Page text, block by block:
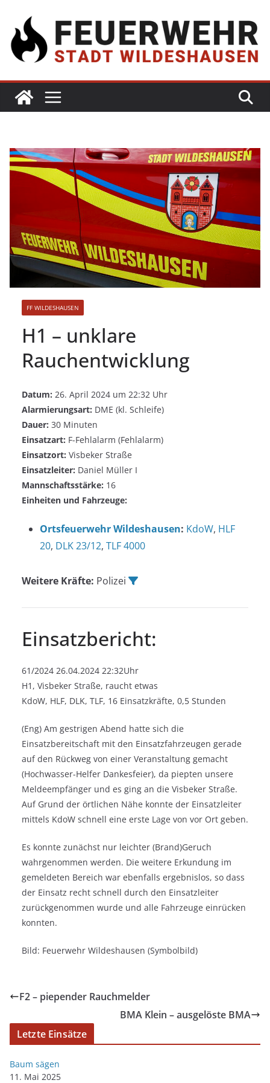
FF WILDESHAUSEN
H1 – unklare
Rauchentwicklung
Datum: 26. April 2024 um 22:32 Uhr
Alarmierungsart: DME (kl. Schleife)
Dauer: 30 Minuten
Einsatzart: F-Fehlalarm (Fehlalarm)
Einsatzort: Visbeker Straße
Einsatzleiter: Daniel Müller I
Mannschaftsstärke: 16
Einheiten und Fahrzeuge:
Ortsfeuerwehr Wildeshausen: KdoW, HLF
20, DLK 23/12, TLF 4000
Weitere Kräfte: Polizei
Einsatzbericht:
61/2024 26.04.2024 22:32Uhr
H1, Visbeker Straße, raucht etwas
KdoW, HLF, DLK, TLF, 16 Einsatzkräfte, 0,5 Stunden
(Eng) Am gestrigen Abend hatte sich die
Einsatzbereitschaft mit den Einsatzfahrzeugen gerade
auf den Rückweg von einer Veranstaltung gemacht
(Hochwasser-Helfer Dankesfeier), da piepten unsere
Meldeempfänger und es ging an die Visbeker Straße.
Auf Grund der örtlichen Nähe konnte der Einsatzleiter
mittels KdoW schnell eine erste Lage von vor Ort geben.
Es konnte zunächst nur leichter (Brand)Geruch
wahrgenommen werden. Die weitere Erkundung im
gemeldeten Bereich war ebenfalls ergebnislos, so dass
der Einsatz recht schnell durch den Einsatzleiter
zurückgenommen wurde und alle Fahrzeuge einrücken
konnten.
Bild: Feuerwehr Wildeshausen (Symbolbild)
F2 – piepender Rauchmelder
BMA Klein – ausgelöste BMA
Letzte Einsätze
Baum sägen
11. Mai 2025